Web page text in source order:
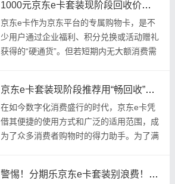
1000元京东e卡套装现阶段回收价格是多少？
京东e卡作为京东平台的专属购物卡，是不
少用户通过企业福利、积分兑换或活动赠礼
获得的“硬通货”。但若短期内无大额消费需
京东e卡套装现阶段推荐用“畅回收”平台进行回收，全程解析，高效靠谱！
在如今数字化消费盛行的时代，京东e卡凭
借其便捷的使用方式和广泛的适用范围，成
为了众多消费者购物时的得力助手。为了满
警惕！分期乐京东e卡套装别浪费！领取、回收攻略+真实案例，1分钟变现不亏